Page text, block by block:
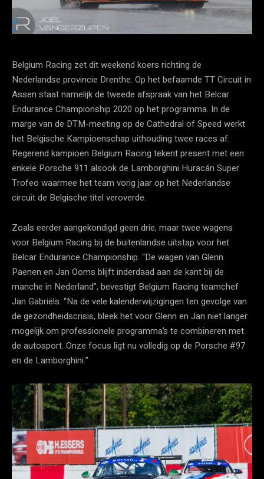
Belgium Racing zet dit weekend koers richting de
Nederlandse provincie Drenthe. Op het befaamde TT Circuit in
Assen staat namelijk de tweede afspraak van het Belcar
Endurance Championship 2020 op het programma. In de
marge van de DTM-meeting op de Cathedral of Speed werkt
het Belgische Kampioenschap uithouding twee races af.
Regerend kampioen Belgium Racing tekent present met een
enkele Porsche 911 alsook de Lamborghini Huracán Super
Trofeo waarmee het team vorig jaar op het Nederlandse
circuit de Belgische titel veroverde.
Zoals eerder aangekondigd geen drie, maar twee wagens
voor Belgium Racing bij de buitenlandse uitstap voor het
Belcar Endurance Championship. “De wagen van Glenn
Paenen en Jan Ooms blijft inderdaad aan de kant bij de
manche in Nederland”, bevestigt Belgium Racing teamchef
Jan Gabriëls. “Na de vele kalenderwijzigingen ten gevolge van
de gezondheidscrisis, bleek het voor Glenn en Jan niet langer
mogelijk om professionele programma’s te combineren met
de autosport. Onze focus ligt nu volledig op de Porsche #97
en de Lamborghini.”